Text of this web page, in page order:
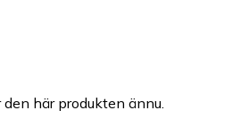
här produkten ännu.